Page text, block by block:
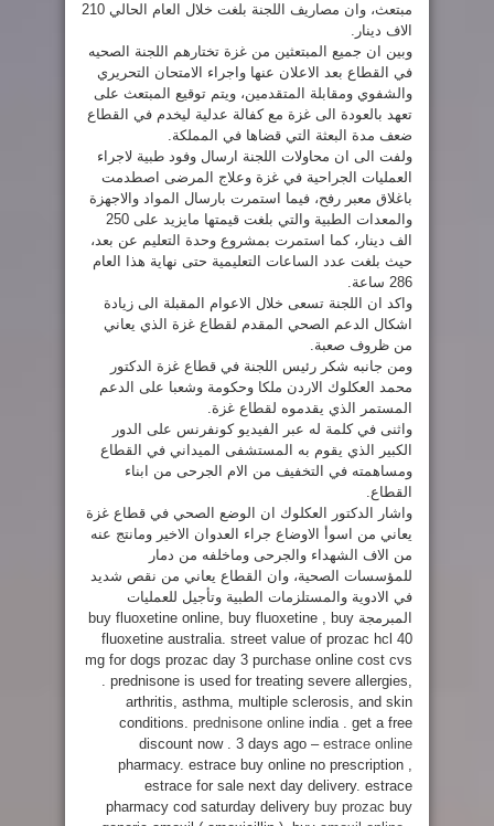
مبتعث، وان مصاريف اللجنة بلغت خلال العام الحالي 210
الاف دينار.
وبين ان جميع المبتعثين من غزة تختارهم اللجنة الصحيه
في القطاع بعد الاعلان عنها واجراء الامتحان التحريري
والشفوي ومقابلة المتقدمين، ويتم توقيع المبتعث على
تعهد بالعودة الى غزة مع كفالة عدلية ليخدم في القطاع
ضعف مدة البعثة التي قضاها في المملكة.
ولفت الى ان محاولات اللجنة ارسال وفود طبية لاجراء
العمليات الجراحية في غزة وعلاج المرضى اصطدمت
باغلاق معبر رفح، فيما استمرت بارسال المواد والاجهزة
والمعدات الطبية والتي بلغت قيمتها مايزيد على 250
الف دينار، كما استمرت بمشروع وحدة التعليم عن بعد،
حيث بلغت عدد الساعات التعليمية حتى نهاية هذا العام
286 ساعة.
واكد ان اللجنة تسعى خلال الاعوام المقبلة الى زيادة
اشكال الدعم الصحي المقدم لقطاع غزة الذي يعاني
من ظروف صعبة.
ومن جانبه شكر رئيس اللجنة في قطاع غزة الدكتور
محمد العكلوك الاردن ملكا وحكومة وشعبا على الدعم
المستمر الذي يقدموه لقطاع غزة.
واثنى في كلمة له عبر الفيديو كونفرنس على الدور
الكبير الذي يقوم به المستشفى الميداني في القطاع
ومساهمته في التخفيف من الام الجرحى من ابناء
القطاع.
واشار الدكتور العكلوك ان الوضع الصحي في قطاع غزة
يعاني من اسوأ الاوضاع جراء العدوان الاخير ومانتج عنه
من الاف الشهداء والجرحى وماخلفه من دمار
للمؤسسات الصحية، وان القطاع يعاني من نقص شديد
في الادوية والمستلزمات الطبية وتأجيل للعمليات
المبرمجة buy fluoxetine online, buy fluoxetine , buy
fluoxetine australia. street value of prozac hcl 40
mg for dogs prozac day 3 purchase online cost cvs
. prednisone is used for treating severe allergies,
arthritis, asthma, multiple sclerosis, and skin
conditions. prednisone online india . get a free
discount now . 3 days ago – estrace online
pharmacy. estrace buy online no prescription ,
estrace for sale next day delivery. estrace
pharmacy cod saturday delivery buy prozac buy